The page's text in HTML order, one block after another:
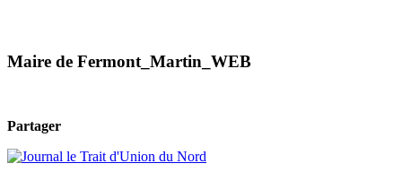
Maire de Fermont_Martin_WEB
Partager